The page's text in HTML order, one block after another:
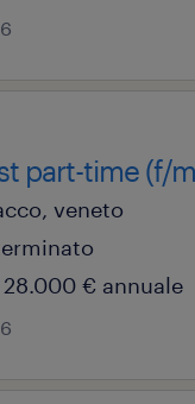
part-time (f/
veneto
€ annuale